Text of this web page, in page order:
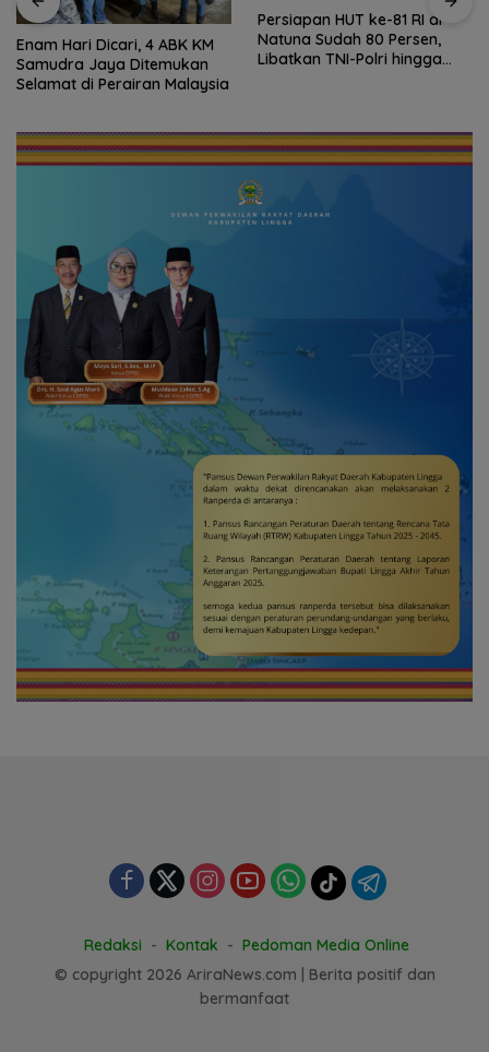
Enam Hari Dicari, 4 ABK KM
Samudra Jaya Ditemukan
Selamat di Perairan Malaysia
Persiapan HUT ke-81 RI di
Natuna Sudah 80 Persen,
Libatkan TNI-Polri hingga
Redaksi Kontak
Pedoman Media Online
© copyright 2026 AriraNews.com | Berita positif dan
bermanfaat